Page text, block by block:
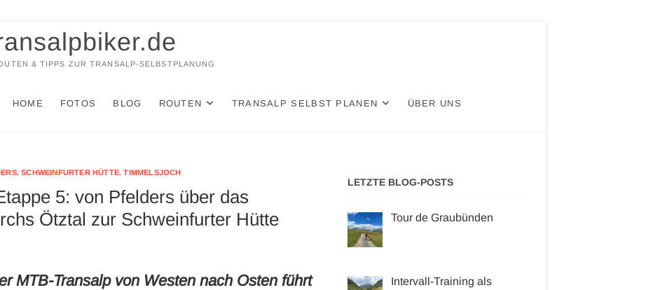
& TIPPS ZUR TRANSALP-SELBSTPLANUNG
HOME FOTOS BLOG ROUTEN TRANSALP SELBST PLANEN ÜBER UNS
,SCHWEINFURTER HÜTTE,TIMMELSJOCH
5: von Pfelders über das
Ötztal zur Schweinfurter Hütte
MTB-Transalp von Westen nach Osten führt
LETZTE BLOG-POSTS
Tour de Graubünden
Intervall-Training als